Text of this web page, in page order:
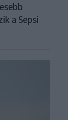
a Sepsi